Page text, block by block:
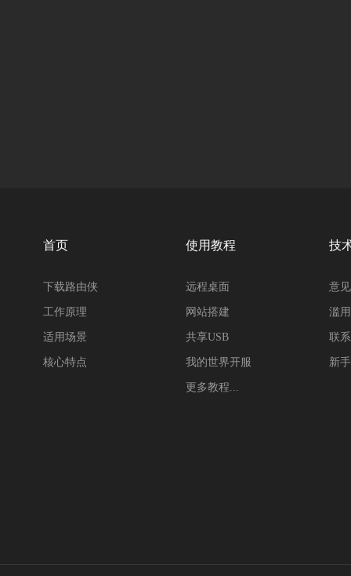
首页
下载路由侠
工作原理
适用场景
核心特点
使用教程
远程桌面
网站搭建
共享USB
我的世界开服
更多教程...
技
意
滥
联
新